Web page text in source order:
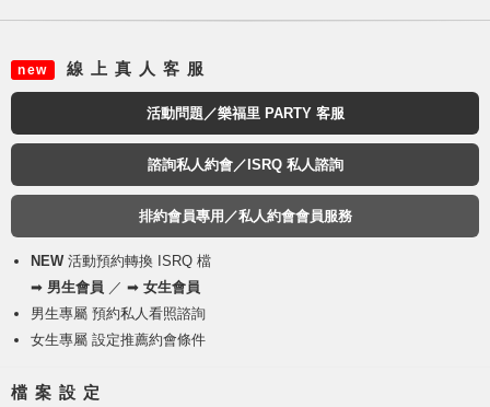
new 線 上 真 人 客 服
活動問題／樂福里 PARTY 客服
諮詢私人約會／ISRQ 私人諮詢
排約會員專用／私人約會會員服務
NEW活動預約轉換 ISRQ 檔
➡ 男生會員 ／ ➡ 女生會員
男生專屬 預約私人看照諮詢
女生專屬 設定推薦約會條件
檔 案 設 定